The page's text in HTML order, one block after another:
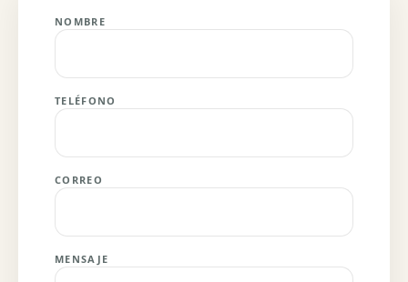
NOMBRE
TELÉFONO
CORREO
MENSAJE